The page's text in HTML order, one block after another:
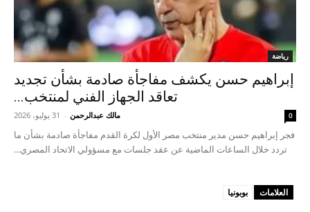
رياضة
إبراهيم حسن يكشف مفاجأة صادمة بشأن تجديد
تعاقد الجهاز الفني لمنتخب...
مالك عبدالرحمن - 31 يوليو، 2026 0
فجر إبراهيم حسن مدير منتخب مصر الأول لكرة القدم مفاجأة صادمة بشأن ما
تردد خلال الساعات الماضية عن عقد جلسات مع مسؤولي الاتحاد المصري...
العلامات بوبونيا